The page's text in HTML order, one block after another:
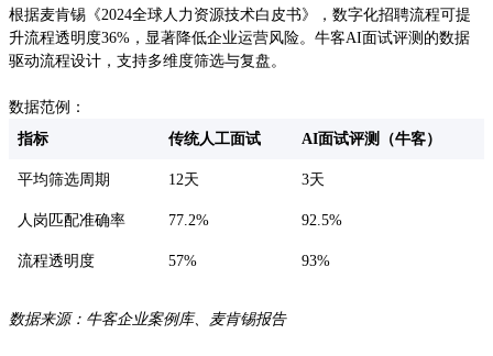
根据麦肯锡《2024全球人力资源技术白皮书》，数字化招聘流程可提
升流程透明度36%，显著降低企业运营风险。牛客AI面试评测的数据
驱动流程设计，支持多维度筛选与复盘。
数据范例：
指标
传统人工面试 AI面试评测（牛客）
平均筛选周期 12天 3天
人岗匹配准确率 77.2% 92.5%
流程透明度 57% 93%
数据来源：牛客企业案例库、麦肯锡报告